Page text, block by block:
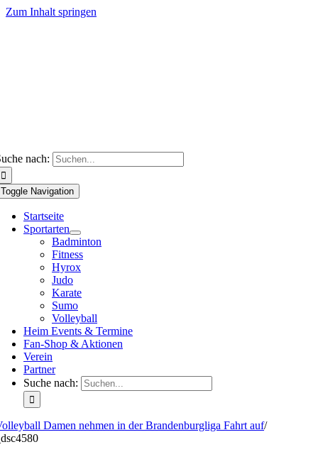
Zum Inhalt springen
nach:
Toggle Navigation
Startseite
Sportarten
Badminton
Fitness
Hyrox
Judo
Karate
Sumo
Volleyball
Heim Events & Termine
Fan-Shop & Aktionen
Verein
Partner
Suche nach:
Damen nehmen in der Brandenburgliga Fahrt auf/